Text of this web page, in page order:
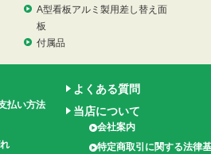
A型看板アルミ製用差し替え面
板
付属品
払い方法
よくある質問
当店について
会社案内
特定商取引に関する法律